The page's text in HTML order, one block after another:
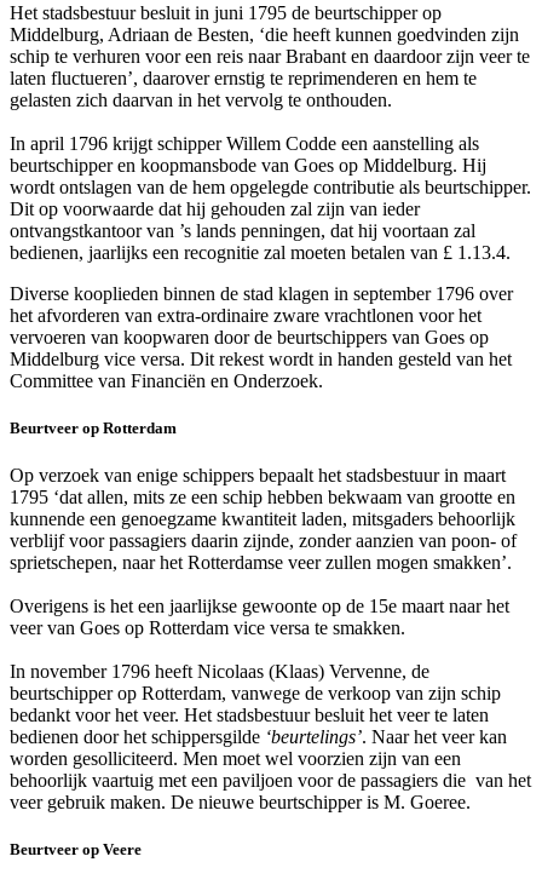
Het stadsbestuur besluit in juni 1795 de beurtschipper op
Middelburg, Adriaan de Besten, ‘die heeft kunnen goedvinden zijn
schip te verhuren voor een reis naar Brabant en daardoor zijn veer te
laten fluctueren’, daarover ernstig te reprimenderen en hem te
gelasten zich daarvan in het vervolg te onthouden.
In april 1796 krijgt schipper Willem Codde een aanstelling als
beurtschipper en koopmansbode van Goes op Middelburg. Hij
wordt ontslagen van de hem opgelegde contributie als beurtschipper.
Dit op voorwaarde dat hij gehouden zal zijn van ieder
ontvangstkantoor van ’s lands penningen, dat hij voortaan zal
bedienen, jaarlijks een recognitie zal moeten betalen van £ 1.13.4.
Diverse kooplieden binnen de stad klagen in september 1796 over
het afvorderen van extra-ordinaire zware vrachtlonen voor het
vervoeren van koopwaren door de beurtschippers van Goes op
Middelburg vice versa. Dit rekest wordt in handen gesteld van het
Committee van Financiën en Onderzoek.
Beurtveer op Rotterdam
Op verzoek van enige schippers bepaalt het stadsbestuur in maart
1795 ‘dat allen, mits ze een schip hebben bekwaam van grootte en
kunnende een genoegzame kwantiteit laden, mitsgaders behoorlijk
verblijf voor passagiers daarin zijnde, zonder aanzien van poon- of
sprietschepen, naar het Rotterdamse veer zullen mogen smakken’.
Overigens is het een jaarlijkse gewoonte op de 15e maart naar het
veer van Goes op Rotterdam vice versa te smakken.
In november 1796 heeft Nicolaas (Klaas) Vervenne, de
beurtschipper op Rotterdam, vanwege de verkoop van zijn schip
bedankt voor het veer. Het stadsbestuur besluit het veer te laten
bedienen door het schippersgilde ‘beurtelings’. Naar het veer kan
worden gesolliciteerd. Men moet wel voorzien zijn van een
behoorlijk vaartuig met een paviljoen voor de passagiers die van het
veer gebruik maken. De nieuwe beurtschipper is M. Goeree.
Beurtveer op Veere